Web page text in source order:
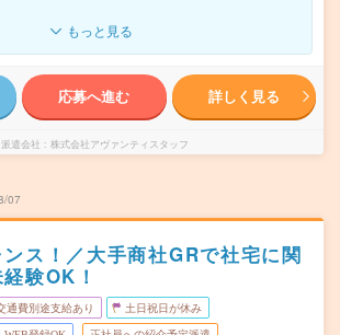
もっと見る
応募へ進む 詳しく見る
派遣会社 株式会社アヴァンティスタッフ
07
ス！／大手商社GRで社宅に関
験OK！
通費別途支給あり 土日祝日が休み